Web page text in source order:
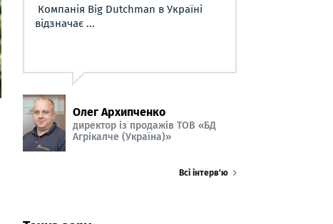
Компанія Big Dutchman в Україні
відзначає ...
Олег Архипченко
директор із продажів ТОВ «БД
Агрікалче (Україна)»
Всі інтерв’ю